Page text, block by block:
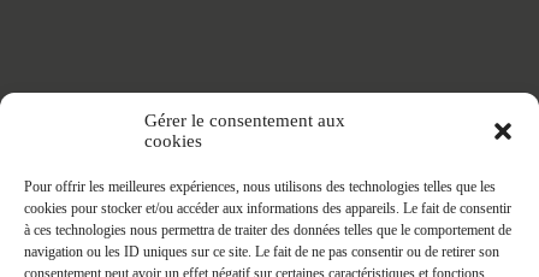
Gérer le consentement aux
cookies
Pour offrir les meilleures expériences, nous utilisons des technologies telles que les
cookies pour stocker et/ou accéder aux informations des appareils. Le fait de consentir
à ces technologies nous permettra de traiter des données telles que le comportement de
navigation ou les ID uniques sur ce site. Le fait de ne pas consentir ou de retirer son
consentement peut avoir un effet négatif sur certaines caractéristiques et fonctions.
Adhésifs SANS PVC
Nappes
Protège Table
Nappes SANS PVC
Tapis PRATIC
Affaires à faire